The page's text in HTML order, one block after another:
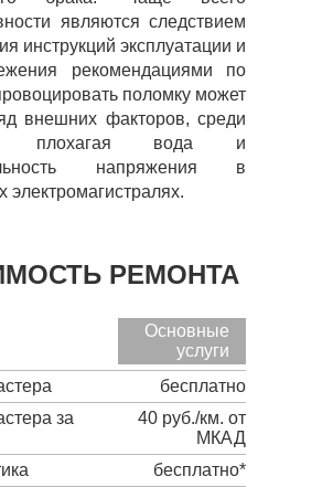
являются следствием
инструкций эксплуатации и
рекомендациями по
поломку может
внешних факторов, среди
плохагая вода и
напряжения в
электромагистралях.
РЕМОНТА
Основные
услуги
бесплатно
за
40 руб./км. от
МКАД
бесплатно*